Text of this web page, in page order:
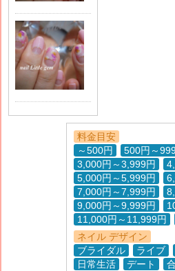
料金目安
～500円
500円～
3,000円～3,999円
5,000円～5,999円
7,000円～7,999円
9,000円～9,999円
11,000円～11,999円
ネイル デザイン
ブライダル
ライブ
日常生活
デート